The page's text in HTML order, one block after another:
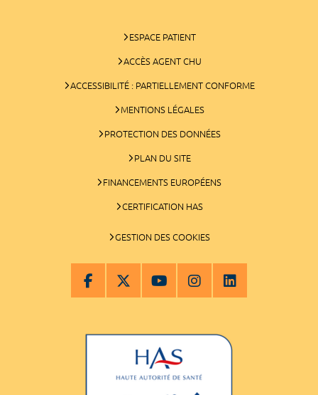
ESPACE PATIENT
ACCÈS AGENT CHU
ACCESSIBILITÉ : PARTIELLEMENT CONFORME
MENTIONS LÉGALES
PROTECTION DES DONNÉES
PLAN DU SITE
FINANCEMENTS EUROPÉENS
CERTIFICATION HAS
GESTION DES COOKIES